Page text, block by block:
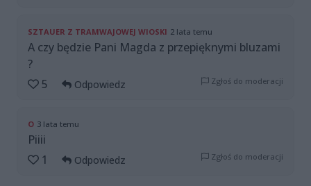
SZTAUER Z TRAMWAJOWEJ WIOSKI 2 lata temu
A czy będzie Pani Magda z przepięknymi bluzami
?
5
Odpowiedz Zgłoś do moderacji
O 3 lata temu
Piiii
1
Odpowiedz Zgłoś do moderacji